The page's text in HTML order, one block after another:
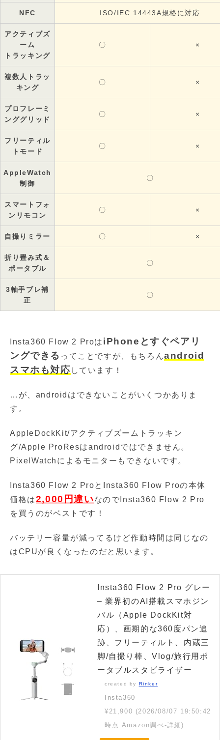
NFC ISO/IEC 14443A規格に対応
アクティブズ
ーム
トラッキング
〇 ×
複数人トラッ
キング
〇 ×
プロフレーミ
ンググリッド
〇 ×
フリーティル
トモード
〇 ×
AppleWatch
制御
〇
スマートフォ
ンリモコン
〇 ×
自撮りミラー 〇 ×
折り畳み式＆
ポータブル
〇
3軸手ブレ補
正
〇
Insta360 Flow 2 Proは iPhoneとすぐペアリ
ングできる ってことですが、もちろんandroid
スマホも対応 しています！
…が、androidはできないことがいくつかありま
す。
AppleDockKit/アクティブズームトラッキン
グ/Apple ProResはandroidではできません。
PixelWatchによるモニターもできないです。
Insta360 Flow 2 ProとInsta360 Flow Proの本体
価格は2,000円違いなのでInsta360 Flow 2 Pro
を買うのがベストです！
バッテリー容量が減ってるけど作動時間は同じなの
はCPUが良くなったのだと思います。
Insta360 Flow 2 Pro グレー
– 業界初のAI搭載スマホジン
バル（Apple DockKit対
応）、画期的な360度パン追
跡、フリーティルト、内蔵三
脚/自撮り棒、Vlog/旅行用ポ
ータブルスタビライザー
created by Rinker
Insta360
¥21,900 (2026/08/07 19:50:42
時点 Amazon調べ-詳細)